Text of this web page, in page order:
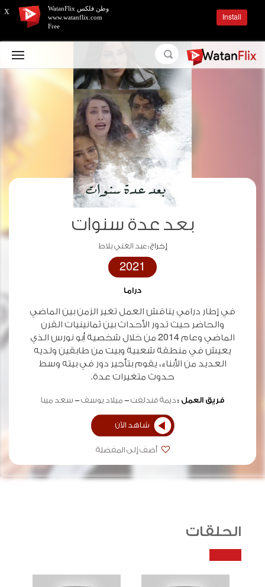
بعد عدة سنوات
إخراج :عبد الغني بلاط
2021
دراما
في إطار درامي يناقش العمل تغير الزمن بين الماضي
والحاضر حيث تدور الأحداث بين ثمانينيات القرن
الماضي وعام 2014 من خلال شخصية أبو نورس الذي
يعيش في منطقة شعبية وبيت من طابقين ولديه
العديد من الأبناء، يقوم بتأجير دور في بيته وسط
حدوث متغيرات عدة.
فريق العمل :ديمة قندلفت ميلاد يوسف سعد مينا
شاهد الآن
أضف إلى المفضلة
الحلقات
X
وطن فلكس WatanFlix
www.watanflix.com
Free
Install